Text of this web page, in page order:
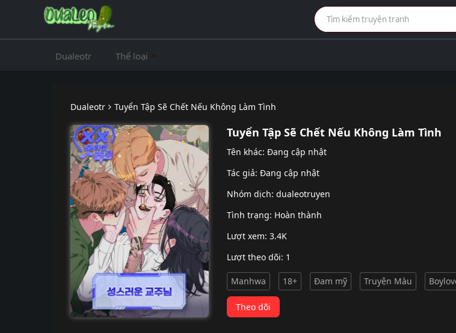
Dualeotr Thể loại
Dualeotr Tuyển Tập Sẽ Chết Nếu Không Làm Tình
Tuyển Tập Sẽ Chết Nếu Không Làm Tình
Tên khác: Đang cập nhật
Tác giả: Đang cập nhật
Nhóm dịch: dualeotruyen
Tình trạng: Hoàn thành
Lượt xem: 3.4K
Lượt theo dõi: 1
Manhwa 18+ Đam mỹ Truyện Màu
Theo dõi